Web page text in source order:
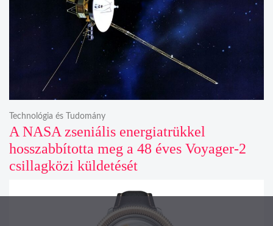
A NASA zseniális energiatrükkel
hosszabbította meg a 48 éves Voyager-2
csillagközi küldetését
Technológia és Tudomány